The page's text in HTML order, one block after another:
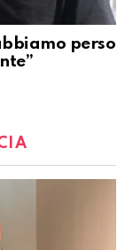
perso